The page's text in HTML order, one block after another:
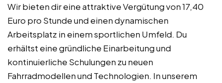
Wir bieten dir eine attraktive Vergütung von 17,40
Euro pro Stunde und einen dynamischen
Arbeitsplatz in einem sportlichen Umfeld. Du
erhältst eine gründliche Einarbeitung und
kontinuierliche Schulungen zu neuen
Fahrradmodellen und Technologien. In unserem